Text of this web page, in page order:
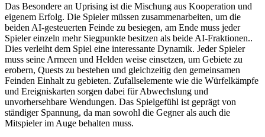
Das Besondere an Uprising ist die Mischung aus Kooperation und
eigenem Erfolg. Die Spieler müssen zusammenarbeiten, um die
beiden AI-gesteuerten Feinde zu besiegen, am Ende muss jeder
Spieler einzeln mehr Siegpunkte besitzen als beide AI-Fraktionen..
Dies verleiht dem Spiel eine interessante Dynamik. Jeder Spieler
muss seine Armeen und Helden weise einsetzen, um Gebiete zu
erobern, Quests zu bestehen und gleichzeitig den gemeinsamen
Feinden Einhalt zu gebieten. Zufallselemente wie die Würfelkämpfe
und Ereigniskarten sorgen dabei für Abwechslung und
unvorhersehbare Wendungen. Das Spielgefühl ist geprägt von
ständiger Spannung, da man sowohl die Gegner als auch die
Mitspieler im Auge behalten muss.